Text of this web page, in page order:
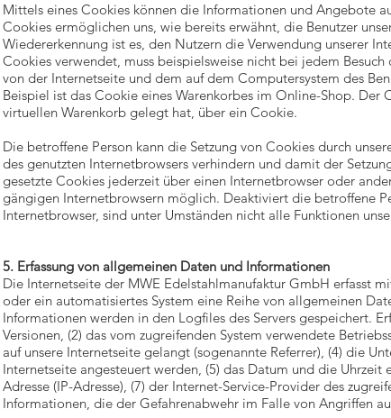
Mittels eines Cookies können die Informationen und Angebote
Cookies ermöglichen uns, wie bereits erwähnt, die Benutzer
Wiedererkennung ist es, den Nutzern die Verwendung unserer
Cookies verwendet, muss beispielsweise nicht bei jedem
von der Internetseite und dem auf dem Computersystem des
Beispiel ist das Cookie eines Warenkorbes im Online-Shop.
virtuellen Warenkorb gelegt hat, über ein Cookie.
Die betroffene Person kann die Setzung von Cookies durch
des genutzten Internetbrowsers verhindern und damit der
gesetzte Cookies jederzeit über einen Internetbrowser oder
gängigen Internetbrowsern möglich. Deaktiviert die betroffene
Internetbrowser, sind unter Umständen nicht alle Funktionen
5. Erfassung von allgemeinen Daten und Informationen
Die Internetseite der MWE Edelstahlmanufaktur GmbH erfasst
oder ein automatisiertes System eine Reihe von allgemeinen
Informationen werden in den Logfiles des Servers gespeichert.
Versionen, (2) das vom zugreifenden System verwendete
auf unsere Internetseite gelangt (sogenannte Referrer), (4) die
Internetseite angesteuert werden, (5) das Datum und die
Adresse (IP-Adresse), (7) der Internet-Service-Provider des
Informationen, die der Gefahrenabwehr im Falle von Angriffen